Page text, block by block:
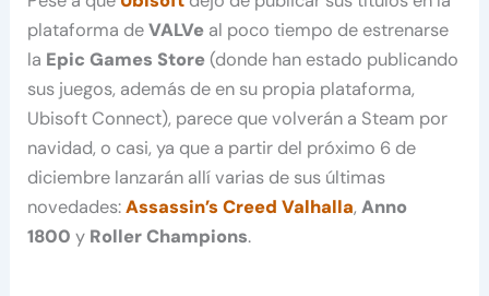
plataforma deVALVe al poco tiempo de estrenarse
la Epic Games Store(donde han estado publicando
sus juegos, además de en su propia plataforma,
Ubisoft Connect), parece que volverán a Steam por
navidad, o casi, ya que a partir del próximo 6 de
diciembre lanzarán allí varias de sus últimas
novedades:Assassin’s Creed Valhalla,Anno
1800 y Roller Champions.